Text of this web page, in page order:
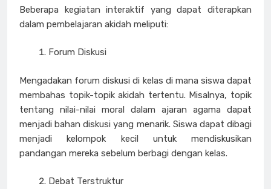
Beberapa kegiatan interaktif yang dapat diterapkan
dalam pembelajaran akidah meliputi:
Forum Diskusi
Mengadakan forum diskusi di kelas di mana siswa dapat
membahas topik-topik akidah tertentu. Misalnya, topik
tentang nilai-nilai moral dalam ajaran agama dapat
menjadi bahan diskusi yang menarik. Siswa dapat dibagi
menjadi kelompok kecil untuk mendiskusikan
pandangan mereka sebelum berbagi dengan kelas.
Debat Terstruktur